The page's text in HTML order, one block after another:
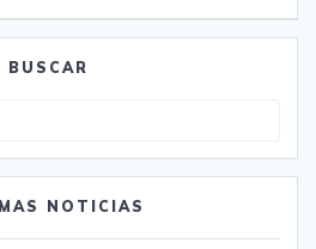
BUSCAR
NOTICIAS